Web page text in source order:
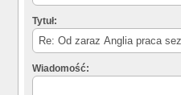
Tytuł:
Wiadomość: